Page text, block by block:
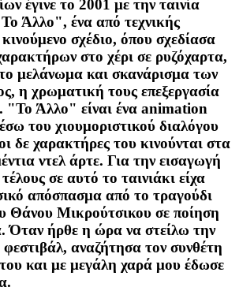
έγινε το 2001 με την ταινία
Άλλο", ένα από τεχνικής
σχέδιο, όπου σχεδίασα
στο χέρι σε ρυζόχαρτα,
το μελάνωμα και σκανάρισμα των
η χρωματική τους επεξεργασία
"Το Άλλο" είναι ένα animation
του χιουμοριστικού διαλόγου
δε χαρακτήρες του κινούνται στα
ντελ άρτε. Για την εισαγωγή
σε αυτό το ταινιάκι είχα
απόσπασμα από το τραγούδι
Μικρούτσικου σε ποίηση
Όταν ήρθε η ώρα να στείλω την
φεστιβάλ, αναζήτησα τον συνθέτη
και με μεγάλη χαρά μου έδωσε